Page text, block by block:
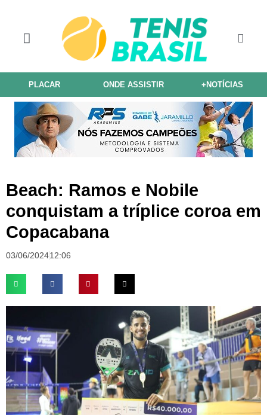
PLACAR ONDE ASSISTIR +NOTÍCIAS
Beach: Ramos e Nobile
conquistam a tríplice coroa em
Copacabana
03/06/202412:06